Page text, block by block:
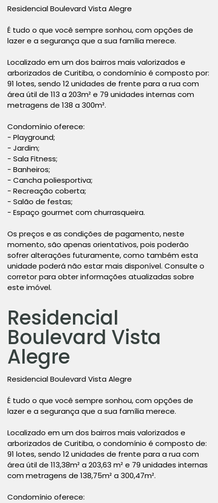
Residencial Boulevard Vista Alegre
É tudo o que você sempre sonhou, com opções de
lazer e a segurança que a sua família merece.
Localizado em um dos bairros mais valorizados e
arborizados de Curitiba, o condomínio é composto por:
91 lotes, sendo 12 unidades de frente para a rua com
área útil de 113 a 203m² e 79 unidades internas com
metragens de 138 a 300m².
Condomínio oferece:
- Playground;
- Jardim;
- Sala Fitness;
- Banheiros;
- Cancha poliesportiva;
- Recreação coberta;
- Salão de festas;
- Espaço gourmet com churrasqueira.
Os preços e as condições de pagamento, neste
momento, são apenas orientativos, pois poderão
sofrer alterações futuramente, como também esta
unidade poderá não estar mais disponível. Consulte o
corretor para obter informações atualizadas sobre
este imóvel.
Residencial
Boulevard Vista
Alegre
Residencial Boulevard Vista Alegre
É tudo o que você sempre sonhou, com opções de
lazer e a segurança que a sua família merece.
Localizado em um dos bairros mais valorizados e
arborizados de Curitiba, o condomínio é composto de:
91 lotes, sendo 12 unidades de frente para a rua com
área útil de 113,38m² a 203,63 m² e 79 unidades internas
com metragens de 138,75m² a 300,47m².
Condomínio oferece: